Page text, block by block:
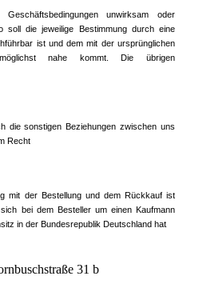
unwirksam oder
soll die jeweilige Bestimmung durch eine
ist und dem mit der ursprünglichen
nahe kommt. Die übrigen
die sonstigen Beziehungen zwischen uns
Recht
mit der Bestellung und dem Rückkauf ist
bei dem Besteller um einen Kaufmann
in der Bundesrepublik Deutschland hat.
31 b